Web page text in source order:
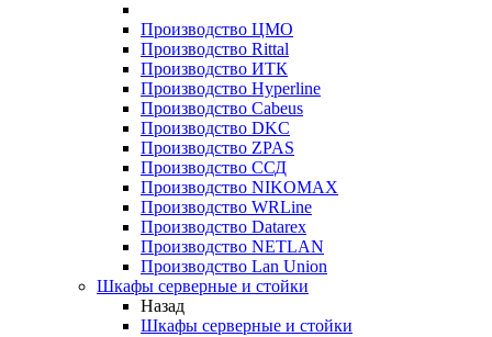
Производство ЦМО
Производство Rittal
Производство ИТК
Производство Hyperline
Производство Cabeus
Производство DKC
Производство ZPAS
Производство ССД
Производство NIKOMAX
Производство WRLine
Производство Datarex
Производство NETLAN
Производство Lan Union
Шкафы серверные и стойки
Назад
Шкафы серверные и стойки